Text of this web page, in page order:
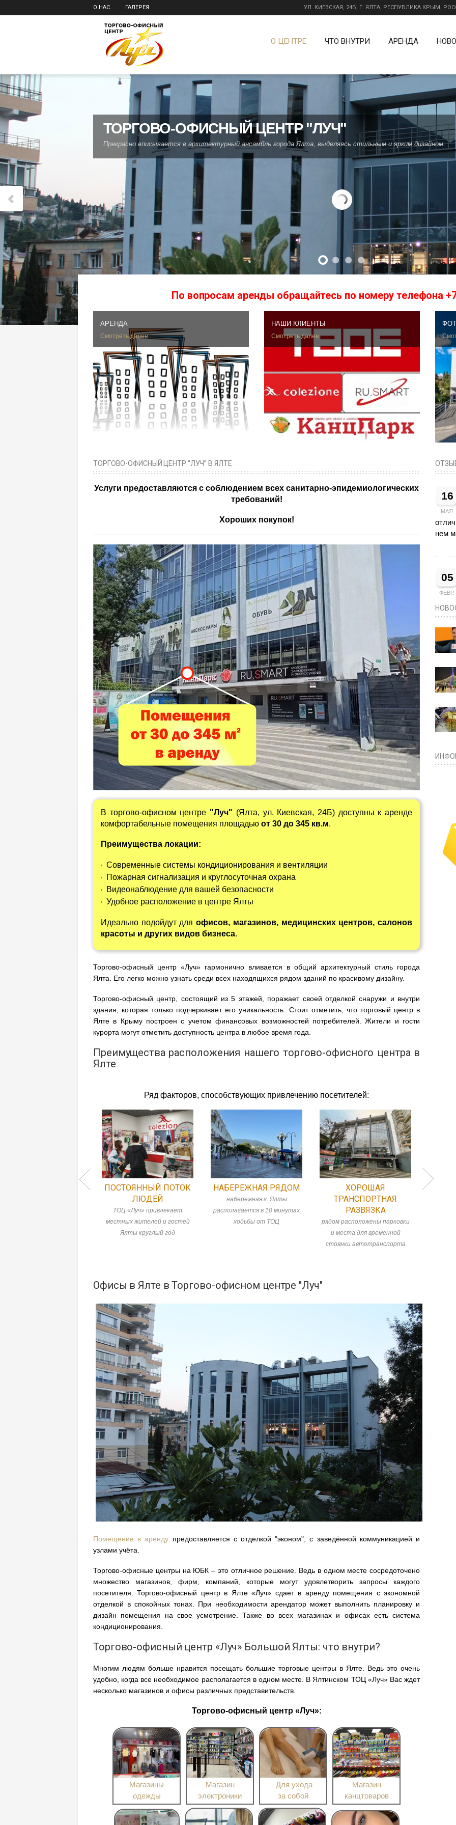
О НАС ГАЛЕРЕЯ УЛ. КИЕВСКАЯ, 24Б, Г. ЯЛТА, РЕСПУБЛИКА КРЫМ,
О ЦЕНТРЕ ЧТО ВНУТРИ АРЕНДА
ТОРГОВО-ОФИСНЫЙ ЦЕНТР "ЛУЧ"
Прекрасно вписывается в архитектурный ансамбль города Ялта, выделяясь стильным и ярким дизайном.
По вопросам аренды обращайтесь по номеру телефона
АРЕНДА
Смотреть далее
НАШИ КЛИЕНТЫ
Смотреть далее
ТОРГОВО-ОФИСНЫЙ ЦЕНТР “ЛУЧ” В ЯЛТЕ
Услуги предоставляются с соблюдением всех санитарно-эпидемиологических
требований!
Хороших покупок!
В торгово-офисном центре "Луч" (Ялта, ул. Киевская, 24Б) доступны к аренде
комфортабельные помещения площадью от 30 до 345 кв.м.
Преимущества локации:
Современные системы кондиционирования и вентиляции
Пожарная сигнализация и круглосуточная охрана
Видеонаблюдение для вашей безопасности
Удобное расположение в центре Ялты
Идеально подойдут дляофисов, магазинов, медицинских центров, салонов
красоты и других видов бизнеса.
Торгово-офисный центр «Луч» гармонично вливается в общий архитектурный стиль города
Ялта. Его легко можно узнать среди всех находящихся рядом зданий по красивому дизайну.
Торгово-офисный центр, состоящий из 5 этажей, поражает своей отделкой снаружи и внутри
здания, которая только подчеркивает его уникальность. Стоит отметить, что торговый центр в
Ялте в Крыму построен с учетом финансовых возможностей потребителей. Жители и гости
курорта могут отметить доступность центра в любое время года.
Преимущества расположения нашего торгово-офисного центра в
Ялте
Ряд факторов, способствующих привлечению посетителей:
ПОСТОЯННЫЙ ПОТОК
ЛЮДЕЙ
ТОЦ «Луч» привлекает
местных жителей и гостей
Ялты круглый год
НАБЕРЕЖНАЯ РЯДОМ
набережная г. Ялты
располагается в 10 минутах
ходьбы от ТОЦ
ХОРОШАЯ
ТРАНСПОРТНАЯ
РАЗВЯЗКА
рядом расположены парковки
и места для временной
стоянки автотранспорта
Офисы в Ялте в Торгово-офисном центре "Луч"
Помещение в аренду предоставляется с отделкой "эконом", с заведённой коммуникацией и
узлами учёта.
Торгово-офисные центры на ЮБК – это отличное решение. Ведь в одном месте сосредоточено
множество магазинов, фирм, компаний, которые могут удовлетворить запросы каждого
посетителя. Торгово-офисный центр в Ялте «Луч» сдает в аренду помещения с экономной
отделкой в спокойных тонах. При необходимости арендатор может выполнить планировку и
дизайн помещения на свое усмотрение. Также во всех магазинах и офисах есть система
кондиционирования.
Торгово-офисный центр «Луч» Большой Ялты: что внутри?
Многим людям больше нравится посещать большие торговые центры в Ялте. Ведь это очень
удобно, когда все необходимое располагается в одном месте. В Ялтинском ТОЦ «Луч» Вас ждет
несколько магазинов и офисы различных представительств.
Торгово-офисный центр «Луч»:
Магазины
одежды
Магазин
электроники
Для ухода
за собой
Магазин
канцтоваров
16
МАЯ
нем
05
ФЕВР.